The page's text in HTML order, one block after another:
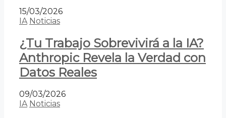
15/03/2026
IA Noticias
¿Tu Trabajo Sobrevivirá a la IA?
Anthropic Revela la Verdad con
Datos Reales
09/03/2026
IA Noticias